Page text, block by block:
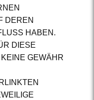
DEREN
HABEN.
DIESE
GEWÄHR